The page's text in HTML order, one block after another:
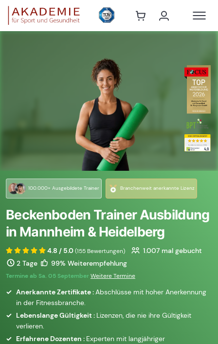
100.000+ Ausgebildete Trainer Branchenweit anerkannte Lizenz
Beckenboden Trainer Ausbildung
in Mannheim & Heidelberg
4.8 / 5.0(155 Bewertungen) 1.007mal gebucht
2 Tage
99% Weiterempfehlung
Termine ab Sa. 05 SeptemberWeitere Termine
Anerkannte Zertifikate :Abschlüsse mit hoher Anerkennung
in der Fitnessbranche.
Lebenslange Gültigkeit : Lizenzen, die nie ihre Gültigkeit
verlieren.
Erfahrene Dozenten : Experten mit langjähriger